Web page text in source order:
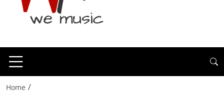
Home /